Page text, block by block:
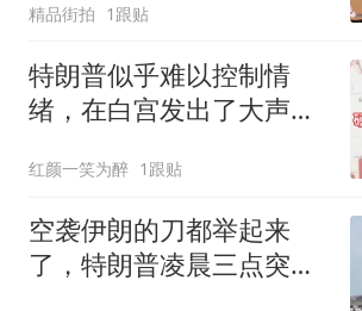
精品街拍 1跟贴
特朗普似乎难以控制情
绪，在白宫发出了大声咒
红颜一笑为醉 1跟贴
空袭伊朗的刀都举起来
了，特朗普凌晨三点突然